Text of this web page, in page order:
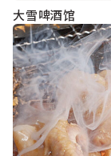
大雪啤酒馆